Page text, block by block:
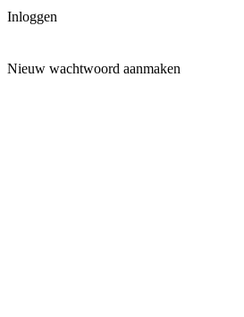
Inloggen
Nieuw wachtwoord aanmaken